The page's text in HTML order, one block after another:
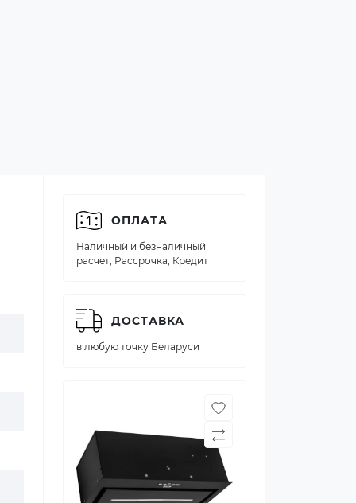
ОПЛАТА
Наличный и безналичный
расчет, Рассрочка, Кредит
ДОСТАВКА
в любую точку Беларуси